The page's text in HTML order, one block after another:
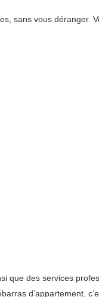
sans vous déranger.
des services
d’appartement,